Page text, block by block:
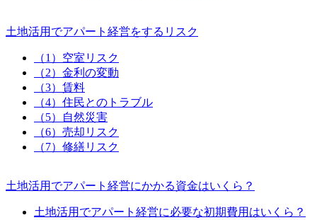
土地活用でアパート経営をするリスク
（1）空室リスク
（2）金利の変動
（3）賃料
（4）住民とのトラブル
（5）自然災害
（6）売却リスク
（7）修繕リスク
土地活用でアパート経営にかかる資金はいくら？
土地活用でアパート経営に必要な初期費用はいくら？